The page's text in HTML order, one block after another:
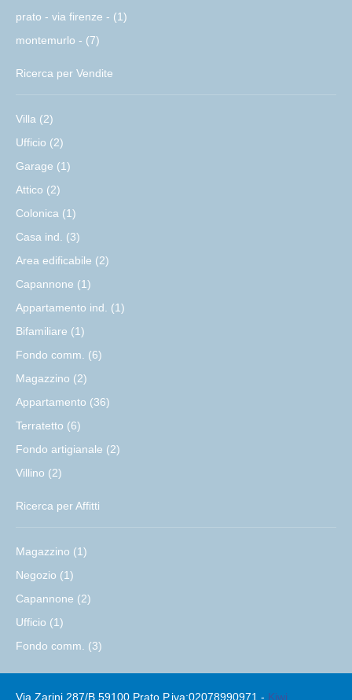
prato - via firenze - (1)
montemurlo - (7)
Ricerca per Vendite
Villa (2)
Ufficio (2)
Garage (1)
Attico (2)
Colonica (1)
Casa ind. (3)
Area edificabile (2)
Capannone (1)
Appartamento ind. (1)
Bifamiliare (1)
Fondo comm. (6)
Magazzino (2)
Appartamento (36)
Terratetto (6)
Fondo artigianale (2)
Villino (2)
Ricerca per Affitti
Magazzino (1)
Negozio (1)
Capannone (2)
Ufficio (1)
Fondo comm. (3)
Via Zarini 287/B 59100 Prato P.iva:02078990971 - Kiwi